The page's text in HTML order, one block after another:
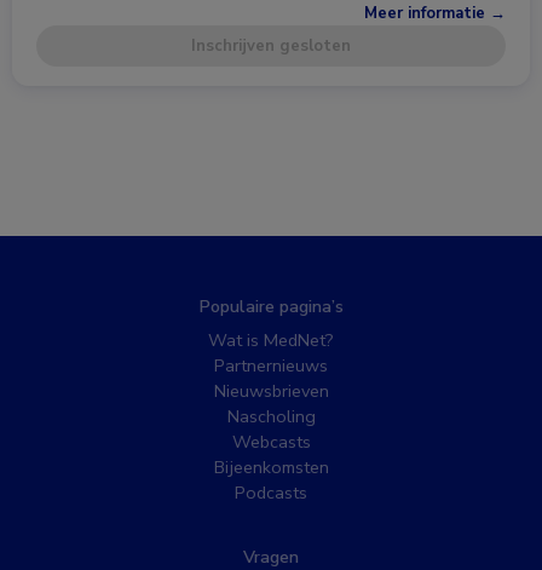
Meer informatie →
Inschrijven gesloten
Populaire pagina’s
Wat is MedNet?
Partnernieuws
Nieuwsbrieven
Nascholing
Webcasts
Bijeenkomsten
Podcasts
Vragen